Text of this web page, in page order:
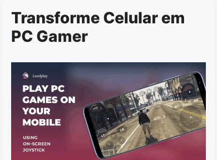
Transforme Celular em
PC Gamer